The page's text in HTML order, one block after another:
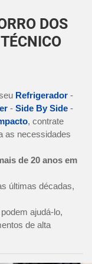
DOS
Refrigerador -
- Side By Side -
, contrate
as necessidades
de 20 anos em
últimas décadas,
podem ajudá-lo,
de alta